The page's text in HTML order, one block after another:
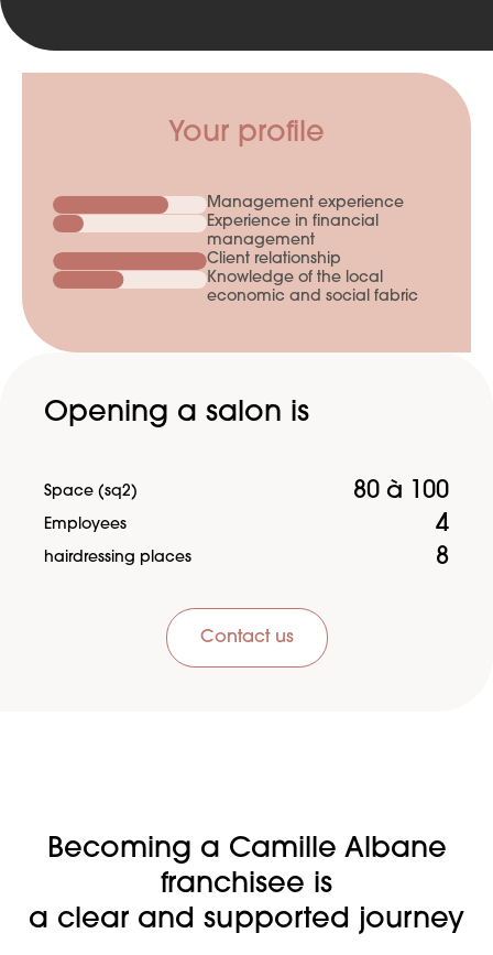
Your profile
Management experience
Experience in financial
management
Client relationship
Knowledge of the local
economic and social fabric
Opening a salon is
Space (sq2) 80 à 100
Employees 4
hairdressing places 8
Contact us
Becoming a Camille Albane
franchisee is
a clear and supported journey